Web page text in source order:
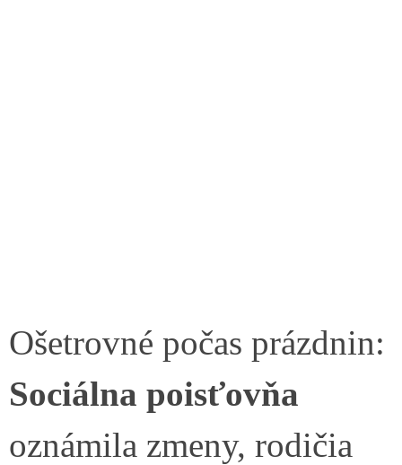
Ošetrovné počas prázdnin:
Sociálna poisťovňa
oznámila zmeny, rodičia